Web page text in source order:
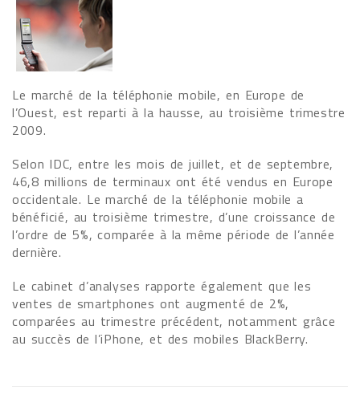
Le marché de la téléphonie mobile, en Europe de
l’Ouest, est reparti à la hausse, au troisième trimestre
2009.
Selon IDC, entre les mois de juillet, et de septembre,
46,8 millions de terminaux ont été vendus en Europe
occidentale. Le marché de la téléphonie mobile a
bénéficié, au troisième trimestre, d’une croissance de
l’ordre de 5%, comparée à la même période de l’année
dernière.
Le cabinet d’analyses rapporte également que les
ventes de smartphones ont augmenté de 2%,
comparées au trimestre précédent, notamment grâce
au succès de l’iPhone, et des mobiles BlackBerry.